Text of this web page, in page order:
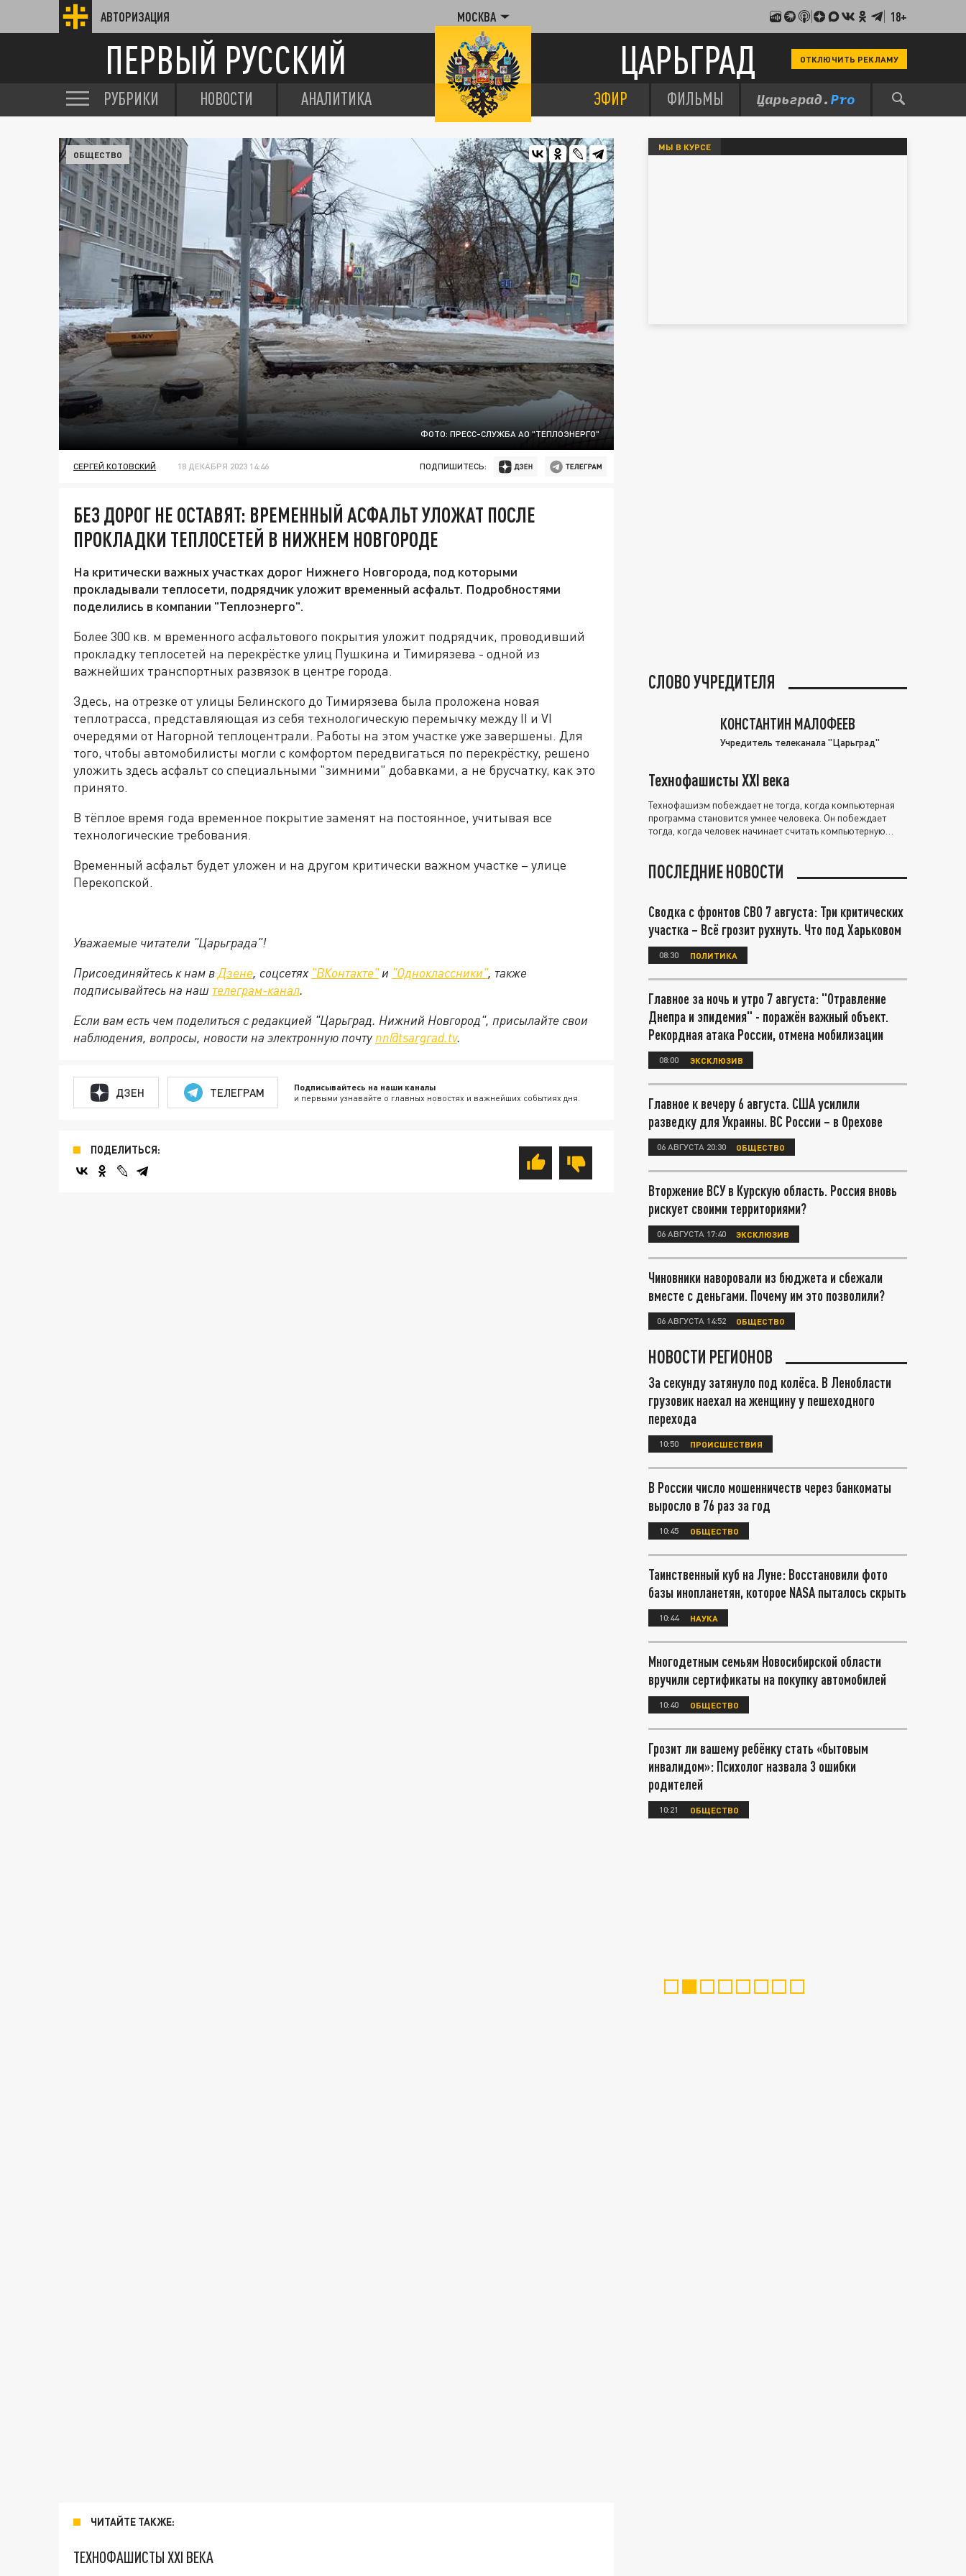
АВТОРИЗАЦИЯ МОСКВА 18+
ПЕРВЫЙ РУССКИЙ ЦАРЬГРАД ОТКЛЮЧИТЬ РЕКЛАМУ
РУБРИКИ НОВОСТИ АНАЛИТИКА ЭФИР ФИЛЬМЫ
ФОТО: ПРЕСС-СЛУЖБА АО "ТЕПЛОЭНЕРГО"
ОБЩЕСТВО
СЕРГЕЙ КОТОВСКИЙ 18 ДЕКАБРЯ 2023 14:46 ПОДПИШИТЕСЬ:
БЕЗ ДОРОГ НЕ ОСТАВЯТ: ВРЕМЕННЫЙ АСФАЛЬТ УЛОЖАТ ПОСЛЕ
ПРОКЛАДКИ ТЕПЛОСЕТЕЙ В НИЖНЕМ НОВГОРОДЕ
На критически важных участках дорог Нижнего Новгорода, под которыми
прокладывали теплосети, подрядчик уложит временный асфальт. Подробностями
поделились в компании "Теплоэнерго".
Более 300 кв. м временного асфальтового покрытия уложит подрядчик, проводивший
прокладку теплосетей на перекрёстке улиц Пушкина и Тимирязева - одной из
важнейших транспортных развязок в центре города.
Здесь, на отрезке от улицы Белинского до Тимирязева была проложена новая
теплотрасса, представляющая из себя технологическую перемычку между II и VI
очередями от Нагорной теплоцентрали. Работы на этом участке уже завершены. Для
того, чтобы автомобилисты могли с комфортом передвигаться по перекрёстку, решено
уложить здесь асфальт со специальными "зимними" добавками, а не брусчатку, как это
принято.
В тёплое время года временное покрытие заменят на постоянное, учитывая все
технологические требования.
Временный асфальт будет уложен и на другом критически важном участке – улице
Перекопской.
Уважаемые читатели "Царьграда"!
Присоединяйтесь к нам вДзене, соцсетях "ВКонтакте"и "Одноклассники", также
подписывайтесь на наш телеграм-канал.
Если вам есть чем поделиться с редакцией "Царьград. Нижний Новгород", присылайте свои
наблюдения, вопросы, новости на электронную почту nn@tsargrad.tv.
ДЗЕН ТЕЛЕГРАМ Подписывайтесь на наши каналы
и первыми узнавайте о главных новостях и важнейших событиях дня.
ПОДЕЛИТЬСЯ:
ЧИТАЙТЕ ТАКЖЕ:
ТЕХНОФАШИСТЫ XXI ВЕКА
МЫ В КУРСЕ
СЛОВО УЧРЕДИТЕЛЯ
КОНСТАНТИН МАЛОФЕЕВ
Учредитель телеканала "Царьград"
Технофашисты XXI века
Технофашизм побеждает не тогда, когда компьютерная
программа становится умнее человека. Он побеждает
тогда, когда человек начинает считать компьютерную
ПОСЛЕДНИЕ НОВОСТИ
Сводка с фронтов СВО 7 августа: Три критических
участка – Всё грозит рухнуть. Что под Харьковом
08:30 ПОЛИТИКА
Главное за ночь и утро 7 августа: "Отравление
Днепра и эпидемия" - поражён важный объект.
Рекордная атака России, отмена мобилизации
08:00 ЭКСКЛЮЗИВ
Главное к вечеру 6 августа. США усилили
разведку для Украины. ВС России – в Орехове
06 АВГУСТА 20:30 ОБЩЕСТВО
Вторжение ВСУ в Курскую область. Россия вновь
рискует своими территориями?
06 АВГУСТА 17:40 ЭКСКЛЮЗИВ
Чиновники наворовали из бюджета и сбежали
вместе с деньгами. Почему им это позволили?
06 АВГУСТА 14:52 ОБЩЕСТВО
НОВОСТИ РЕГИОНОВ
За секунду затянуло под колёса. В Ленобласти
грузовик наехал на женщину у пешеходного
перехода
10:50 ПРОИСШЕСТВИЯ
В России число мошенничеств через банкоматы
выросло в 76 раз за год
10:45 ОБЩЕСТВО
Таинственный куб на Луне: Восстановили фото
базы инопланетян, которое NASA пыталось скрыть
10:44 НАУКА
Многодетным семьям Новосибирской области
вручили сертификаты на покупку автомобилей
10:40 ОБЩЕСТВО
Грозит ли вашему ребёнку стать «бытовым
инвалидом»: Психолог назвала 3 ошибки
родителей
10:21 ОБЩЕСТВО